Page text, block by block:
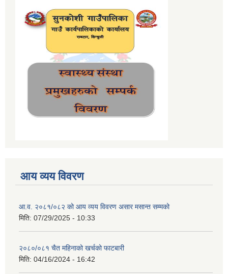
आय व्यय विवरण
आ.व. २०८१/०८२ को आय व्यय विवरण असार मसान्त सम्मको
मिति: 07/29/2025 - 10:33
२०८०/०८१ चैत महिनाको खर्चको फाटबारी
मिति: 04/16/2024 - 16:42